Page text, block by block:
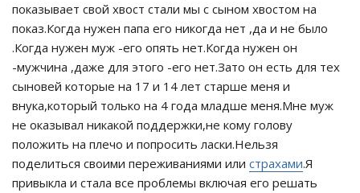
показывает свой хвост стали мы с сыном хвостом на
показ.Когда нужен папа его никогда нет ,да и не было
.Когда нужен муж -его опять нет.Когда нужен он
-мужчина ,даже для этого -его нет.Зато он есть для тех
сыновей которые на 17 и 14 лет старше меня и
внука,который только на 4 года младше меня.Мне муж
не оказывал никакой поддержки,не кому голову
положить на плечо и попросить ласки.Нельзя
поделиться своими переживаниями или страхами.Я
привыкла и стала все проблемы включая его решать